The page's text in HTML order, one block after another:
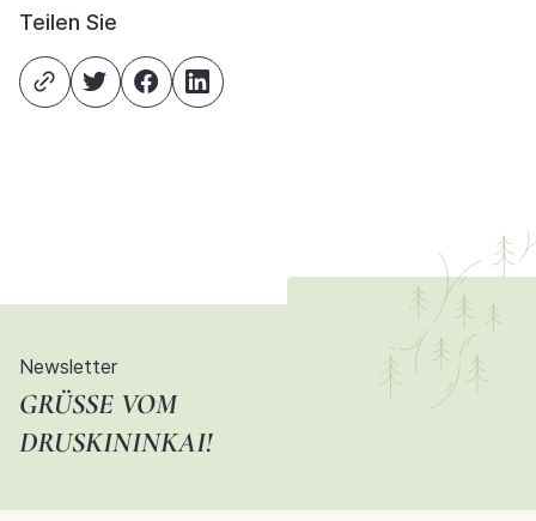
Teilen Sie
Newsletter
GRÜSSE VOM D
RUSKININKAI!